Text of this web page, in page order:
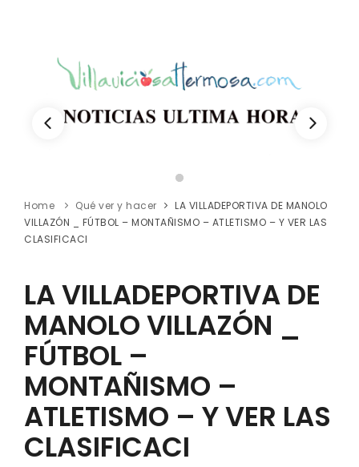
Home Qué ver y hacer
LA VILLADEPORTIVA DE MANOLO
VILLAZÓN _ FÚTBOL – MONTAÑISMO – ATLETISMO – Y VER LAS
CLASIFICACI
LA VILLADEPORTIVA DE
MANOLO VILLAZÓN _
FÚTBOL –
MONTAÑISMO –
ATLETISMO – Y VER LAS
CLASIFICACI